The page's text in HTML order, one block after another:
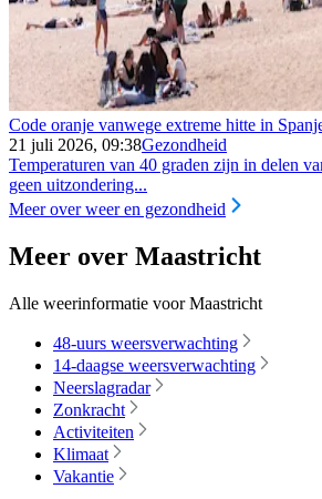
Code oranje vanwege extreme hitte in
21 juli 2026, 09:38Gezondheid
Temperaturen van 40 graden zijn in delen
geen uitzondering...
Meer over weer en gezondheid
Meer over Maastricht
Alle weerinformatie voor Maastricht
48-uurs weersverwachting
14-daagse weersverwachting
Neerslagradar
Zonkracht
Activiteiten
Klimaat
Vakantie